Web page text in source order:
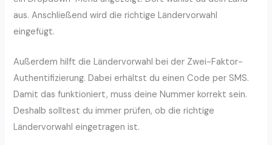
aus. Anschließend wird die richtige Ländervorwahl
eingefügt.
Außerdem hilft die Ländervorwahl bei der Zwei-Faktor-
Authentifizierung. Dabei erhältst du einen Code per SMS.
Damit das funktioniert, muss deine Nummer korrekt sein.
Deshalb solltest du immer prüfen, ob die richtige
Ländervorwahl eingetragen ist.